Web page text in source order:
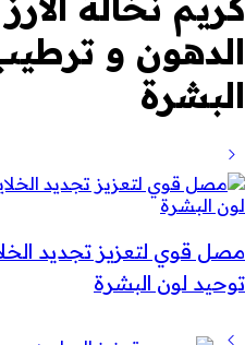
الدهون و
البشرة
مصل قوي لتعزيز تجديد
توحيد لون البشرة